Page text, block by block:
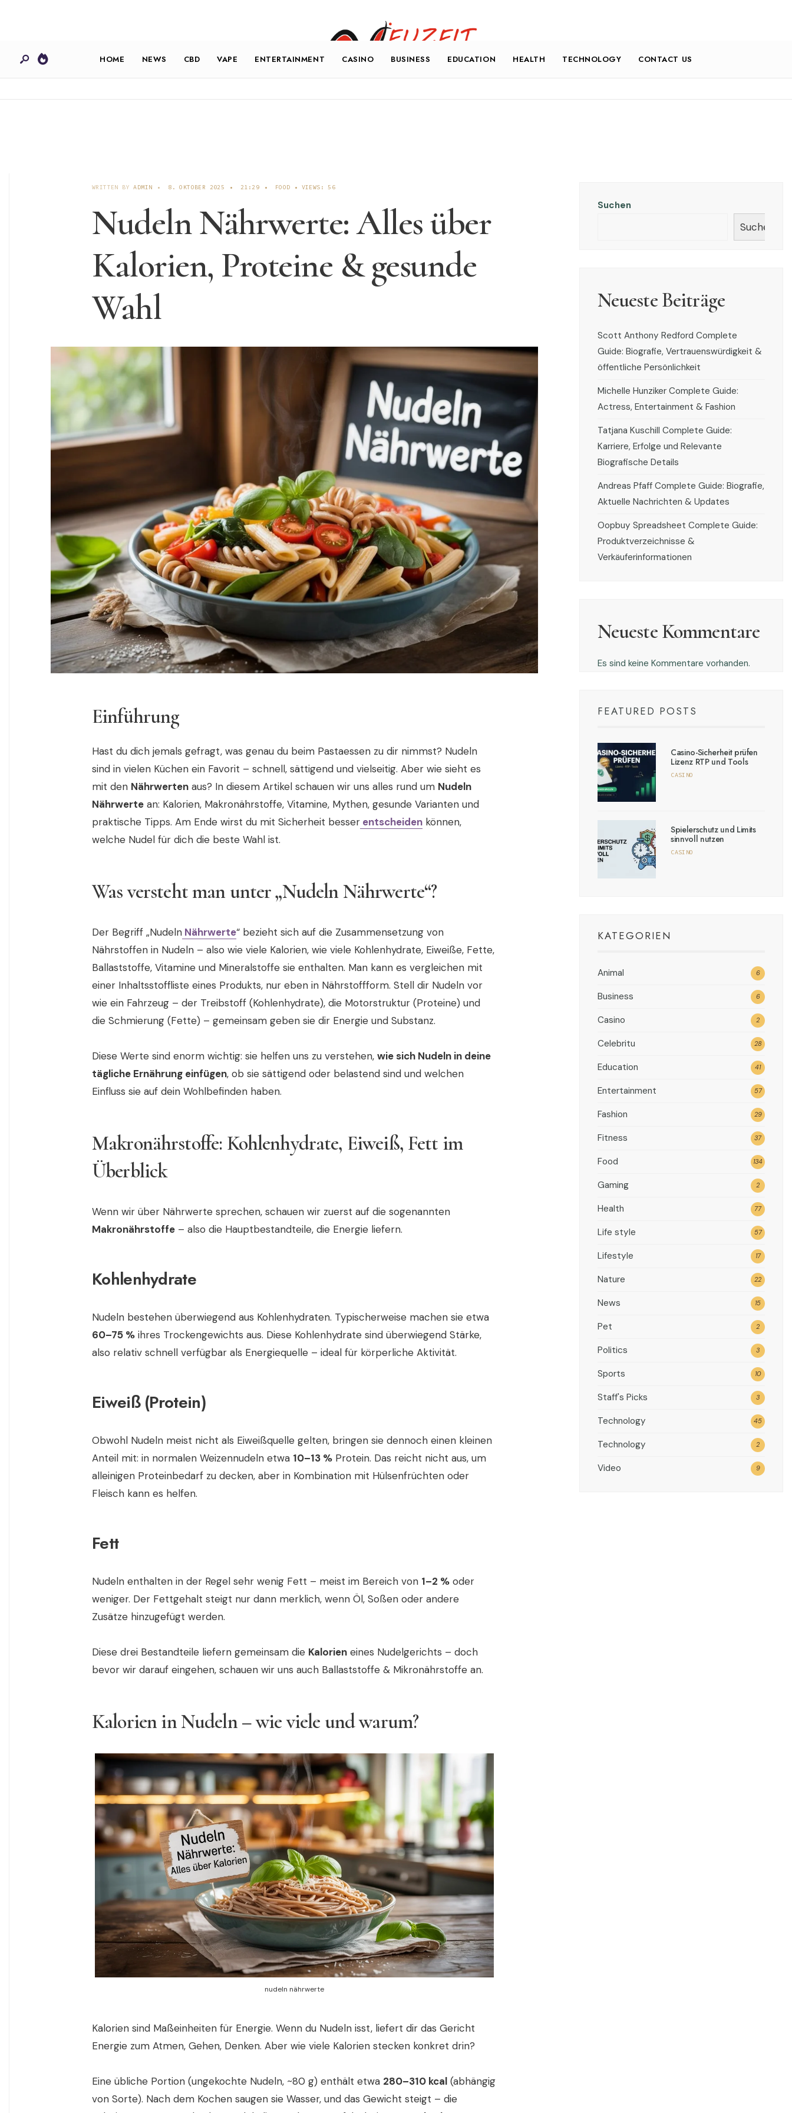
HOME NEWS CBD VAPE ENTERTAINMENT CASINO BUSINESS EDUCATION HEALTH TECHNOLOGY CONTACT US
WRITTEN BYADMIN • 8. OKTOBER 2025 • 21:29 • FOOD • VIEWS: 56
Nudeln Nährwerte: Alles über
Kalorien, Proteine & gesunde
Wahl
Einführung
Hast du dich jemals gefragt, was genau du beim Pastaessen zu dir nimmst? Nudeln
sind in vielen Küchen ein Favorit – schnell, sättigend und vielseitig. Aber wie sieht es
mit den Nährwerten aus? In diesem Artikel schauen wir uns alles rund um Nudeln
Nährwerte an: Kalorien, Makronährstoffe, Vitamine, Mythen, gesunde Varianten und
praktische Tipps. Am Ende wirst du mit Sicherheit besser entscheiden können,
welche Nudel für dich die beste Wahl ist.
Was versteht man unter „Nudeln Nährwerte“?
Der Begriff „Nudeln Nährwerte“ bezieht sich auf die Zusammensetzung von
Nährstoffen in Nudeln – also wie viele Kalorien, wie viele Kohlenhydrate, Eiweiße, Fette,
Ballaststoffe, Vitamine und Mineralstoffe sie enthalten. Man kann es vergleichen mit
einer Inhaltsstoffliste eines Produkts, nur eben in Nährstoffform. Stell dir Nudeln vor
wie ein Fahrzeug – der Treibstoff (Kohlenhydrate), die Motorstruktur (Proteine) und
die Schmierung (Fette) – gemeinsam geben sie dir Energie und Substanz.
Diese Werte sind enorm wichtig: sie helfen uns zu verstehen, wie sich Nudeln in deine
tägliche Ernährung einfügen, ob sie sättigend oder belastend sind und welchen
Einfluss sie auf dein Wohlbefinden haben.
Makronährstoffe: Kohlenhydrate, Eiweiß, Fett im
Überblick
Wenn wir über Nährwerte sprechen, schauen wir zuerst auf die sogenannten
Makronährstoffe – also die Hauptbestandteile, die Energie liefern.
Kohlenhydrate
Nudeln bestehen überwiegend aus Kohlenhydraten. Typischerweise machen sie etwa
60–75 % ihres Trockengewichts aus. Diese Kohlenhydrate sind überwiegend Stärke,
also relativ schnell verfügbar als Energiequelle – ideal für körperliche Aktivität.
Eiweiß (Protein)
Obwohl Nudeln meist nicht als Eiweißquelle gelten, bringen sie dennoch einen kleinen
Anteil mit: in normalen Weizennudeln etwa 10–13 % Protein. Das reicht nicht aus, um
alleinigen Proteinbedarf zu decken, aber in Kombination mit Hülsenfrüchten oder
Fleisch kann es helfen.
Fett
Nudeln enthalten in der Regel sehr wenig Fett – meist im Bereich von 1–2 % oder
weniger. Der Fettgehalt steigt nur dann merklich, wenn Öl, Soßen oder andere
Zusätze hinzugefügt werden.
Diese drei Bestandteile liefern gemeinsam die Kalorien eines Nudelgerichts – doch
bevor wir darauf eingehen, schauen wir uns auch Ballaststoffe & Mikronährstoffe an.
Kalorien in Nudeln – wie viele und warum?
nudeln nährwerte
Kalorien sind Maßeinheiten für Energie. Wenn du Nudeln isst, liefert dir das Gericht
Energie zum Atmen, Gehen, Denken. Aber wie viele Kalorien stecken konkret drin?
Eine übliche Portion (ungekochte Nudeln, ~80 g) enthält etwa 280–310 kcal (abhängig
von Sorte). Nach dem Kochen saugen sie Wasser, und das Gewicht steigt – die
Suchen
Suchen
Neueste Beiträge
Scott Anthony Redford Complete
Guide: Biografie, Vertrauenswürdigkeit &
öffentliche Persönlichkeit
Michelle Hunziker Complete Guide:
Actress, Entertainment & Fashion
Tatjana Kuschill Complete Guide:
Karriere, Erfolge und Relevante
Biografische Details
Andreas Pfaff Complete Guide: Biografie,
Aktuelle Nachrichten & Updates
Oopbuy Spreadsheet Complete Guide:
Produktverzeichnisse &
Verkäuferinformationen
Neueste Kommentare
Es sind keine Kommentare vorhanden.
FEATURED POSTS
Casino-Sicherheit prüfen
Lizenz RTP und Tools
CASINO
Spielerschutz und Limits
sinnvoll nutzen
CASINO
KATEGORIEN
Animal 6
Business 6
Casino 2
Celebritu 28
Education 41
Entertainment 57
Fashion 29
Fitness 37
Food 134
Gaming 2
Health 77
Life style 57
Lifestyle 17
Nature 22
News 15
Pet 2
Politics 3
Sports 10
Staff's Picks 3
Technology 45
Technology 2
Video 9